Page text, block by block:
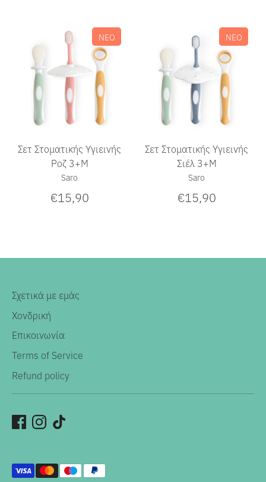
Σετ Στοματικής Υγιεινής
Ροζ 3+Μ
Saro
€15,90
ΝΕΟ
Σετ Στοματικής Υγιεινής
Σιέλ 3+Μ
Saro
€15,90
ΝΕΟ
Σχετικά με εμάς
Χονδρική
Επικοινωνία
Terms of Service
Refund policy
Αποδεκτοί